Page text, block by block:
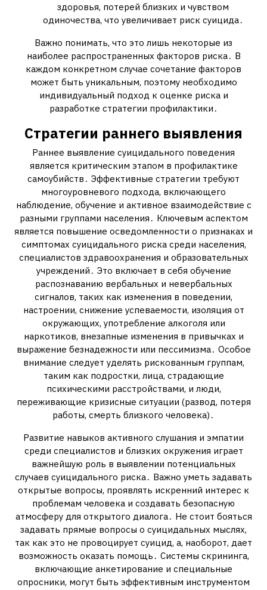
здоровья, потерей близких и чувством
одиночества, что увеличивает риск суицида․
Важно понимать, что это лишь некоторые из
наиболее распространенных факторов риска․ В
каждом конкретном случае сочетание факторов
может быть уникальным, поэтому необходимо
индивидуальный подход к оценке риска и
разработке стратегии профилактики․
Стратегии раннего выявления
Раннее выявление суицидального поведения
является критическим этапом в профилактике
самоубийств․ Эффективные стратегии требуют
многоуровневого подхода, включающего
наблюдение, обучение и активное взаимодействие с
разными группами населения․ Ключевым аспектом
является повышение осведомленности о признаках и
симптомах суицидального риска среди населения,
специалистов здравоохранения и образовательных
учреждений․ Это включает в себя обучение
распознаванию вербальных и невербальных
сигналов, таких как изменения в поведении,
настроении, снижение успеваемости, изоляция от
окружающих, употребление алкоголя или
наркотиков, внезапные изменения в привычках и
выражение безнадежности или пессимизма․ Особое
внимание следует уделять рискованным группам,
таким как подростки, лица, страдающие
психическими расстройствами, и люди,
переживающие кризисные ситуации (развод, потеря
работы, смерть близкого человека)․
Развитие навыков активного слушания и эмпатии
среди специалистов и близких окружения играет
важнейшую роль в выявлении потенциальных
случаев суицидального риска․ Важно уметь задавать
открытые вопросы, проявлять искренний интерес к
проблемам человека и создавать безопасную
атмосферу для открытого диалога․ Не стоит бояться
задавать прямые вопросы о суицидальных мыслях,
так как это не провоцирует суицид, а, наоборот, дает
возможность оказать помощь․ Системы скрининга,
включающие анкетирование и специальные
опросники, могут быть эффективным инструментом